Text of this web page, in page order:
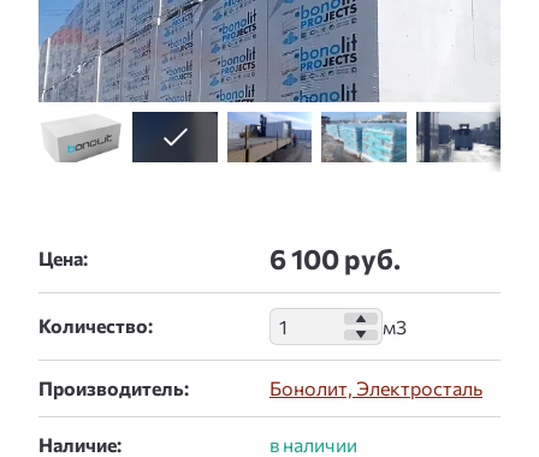
Цена: 6 100 руб.
Количество:
Производитель: Бонолит, Электросталь
Наличие: